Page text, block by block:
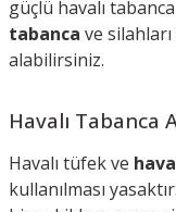
güçlü havalı
tabanca ve
alabilirsiniz.
Havalı Tabanca
Havalı tüfek ve
kullanılması yasaktır.